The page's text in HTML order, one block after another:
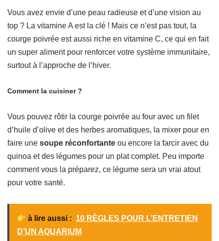
Vous avez envie d’une peau radieuse et d’une vision au
top ? La vitamine A est la clé ! Mais ce n’est pas tout, la
courge poivrée est aussi riche en vitamine C, ce qui en fait
un super aliment pour renforcer votre système immunitaire,
surtout à l’approche de l’hiver.
Comment la cuisiner ?
Vous pouvez rôtir la courge poivrée au four avec un filet
d’huile d’olive et des herbes aromatiques, la mixer pour en
faire une soupe réconfortante ou encore la farcir avec du
quinoa et des légumes pour un plat complet. Peu importe
comment vous la préparez, ce légume sera un vrai atout
pour votre santé.
à lire aussi : 10 RÈGLES POUR L’ENTRETIEN
D’UN AQUARIUM